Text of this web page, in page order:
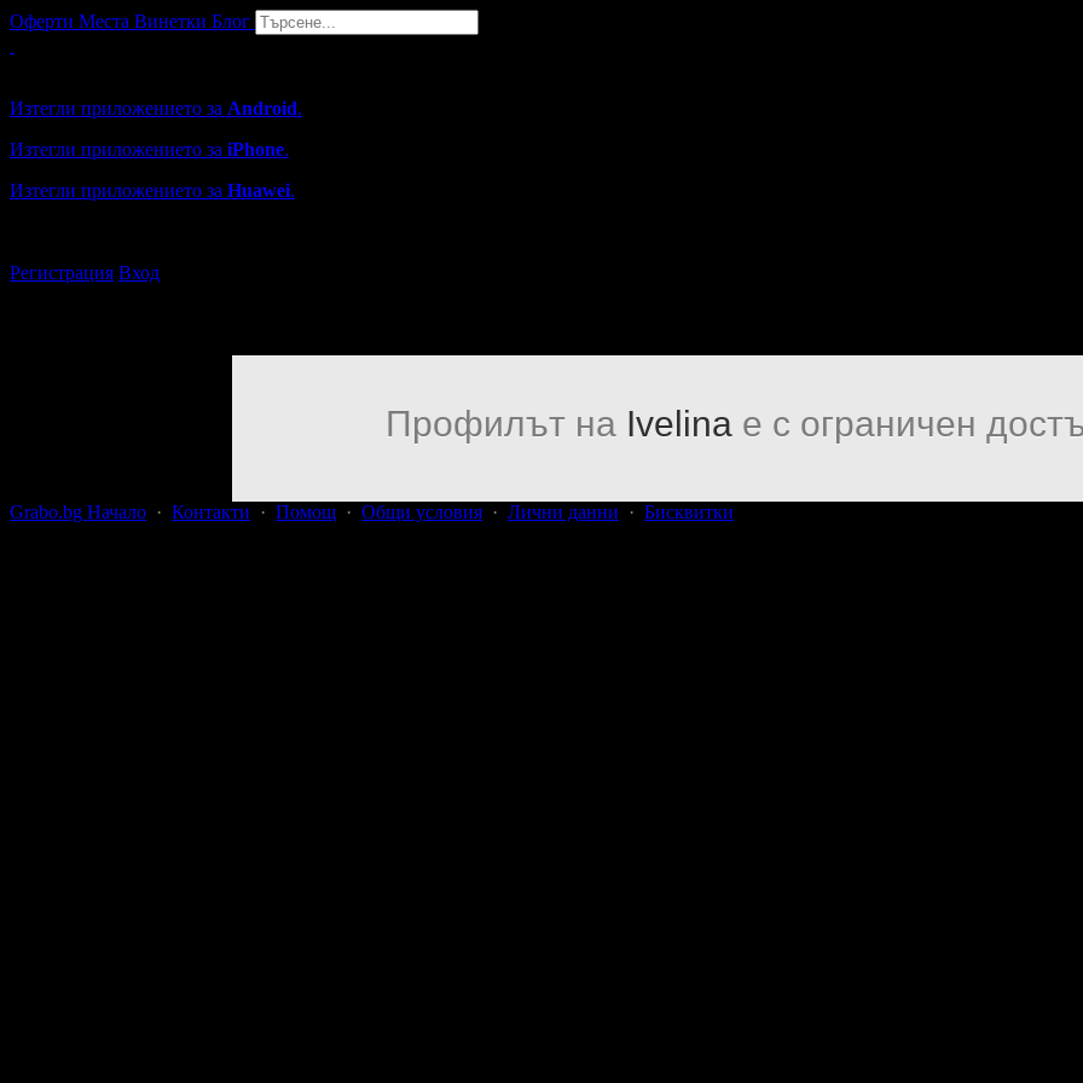
Оферти Места Винетки Блог
Изтегли приложението за Android.
Изтегли приложението за iPhone.
Изтегли приложението за Huawei.
Регистрация Вход
Профилът на Ivelina е с ограничен
Grabo.bg Начало · Контакти · Помощ · Общи условия · Лични данни · Бисквитки